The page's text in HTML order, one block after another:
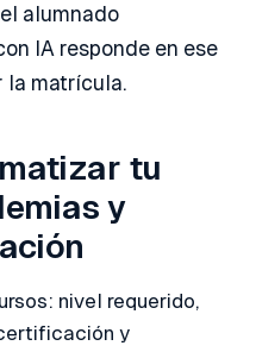
alumnado
IA responde en ese
la matrícula.
tu
y
nivel requerido,
y